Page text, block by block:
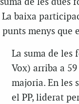
baixa
menys que
La suma de les
Vox) arriba a
majoria. En les
el PP, liderat